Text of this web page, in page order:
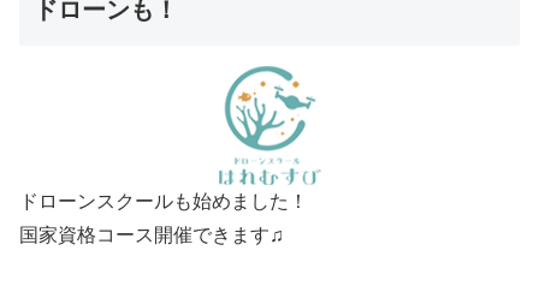
ドローンも！
ドローンスクールも始めました！
国家資格コース開催できます♫